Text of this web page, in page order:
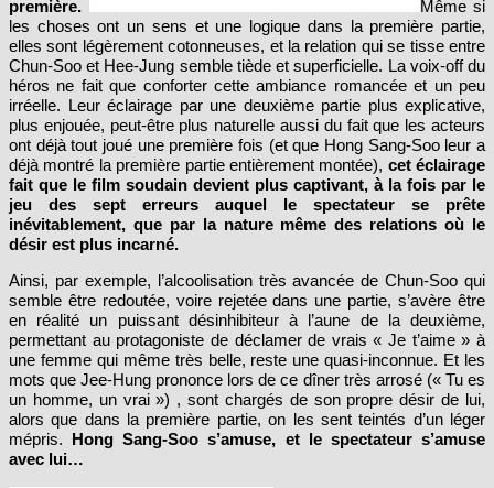
première.
Même si
les choses ont un sens et une logique dans la première partie,
elles sont légèrement cotonneuses, et la relation qui se tisse entre
Chun-Soo et Hee-Jung semble tiède et superficielle. La voix-off du
héros ne fait que conforter cette ambiance romancée et un peu
irréelle. Leur éclairage par une deuxième partie plus explicative,
plus enjouée, peut-être plus naturelle aussi du fait que les acteurs
ont déjà tout joué une première fois (et que Hong Sang-Soo leur a
déjà montré la première partie entièrement montée), cet éclairage
fait que le film soudain devient plus captivant, à la fois par le
jeu des sept erreurs auquel le spectateur se prête
inévitablement, que par la nature même des relations où le
désir est plus incarné.
Ainsi, par exemple, l’alcoolisation très avancée de Chun-Soo qui
semble être redoutée, voire rejetée dans une partie, s’avère être
en réalité un puissant désinhibiteur à l’aune de la deuxième,
permettant au protagoniste de déclamer de vrais « Je t’aime » à
une femme qui même très belle, reste une quasi-inconnue. Et les
mots que Jee-Hung prononce lors de ce dîner très arrosé (« Tu es
un homme, un vrai ») , sont chargés de son propre désir de lui,
alors que dans la première partie, on les sent teintés d’un léger
mépris. Hong Sang-Soo s’amuse, et le spectateur s’amuse
avec lui…